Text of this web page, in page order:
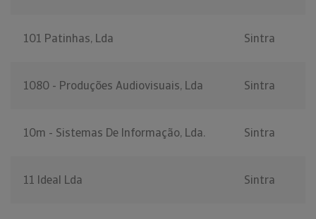
101 Patinhas, Lda Sintra
1080 - Produções Audiovisuais, Lda Sintra
10m - Sistemas De Informação, Lda. Sintra
11 Ideal Lda Sintra